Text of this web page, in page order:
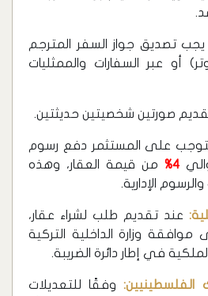
يجب تصديق جواز السفر المترجم
أو عبر السفارات والممثليات
صورتين شخصيتين حديثتين.
على المستثمر دفع رسوم
4%
من قيمة العقار، وهذه
الإدارية.
عند تقديم طلب لشراء عقار،
وزارة الداخلية التركية
في إطار دائرة الضريبة.
وفقًا للتعديلات